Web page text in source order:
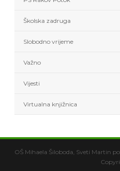
Školska zadruga
Slobodno vrijeme
Važno
Vijesti
Virtualna knjižnica
OŠ Mihaela Šiloboda, Sveti Martin